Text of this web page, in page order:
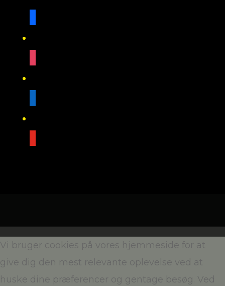
facebook
instagram
linkedin
youtube
Vi bruger cookies på vores hjemmeside for at
give dig den mest relevante oplevelse ved at
huske dine præferencer og gentage besøg. Ved